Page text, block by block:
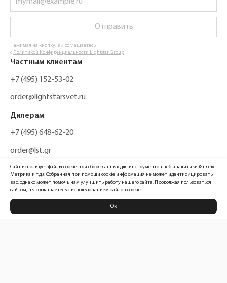
Отправить
Нажимая на кнопку, вы соглашаетесь
с Политикой Конфиденциальности Lightstar Group
Частным клиентам
+7 (495) 152-53-02
order@lightstarsvet.ru
Дилерам
+7 (495) 648-62-20
order@lst.gr
Политика конфиденциальности
Сайт использует файлы cookie при сборе данных для инструментов веб-аналитики (Яндекс.
Метрика и т.д.). Собранная при помощи cookie информация не может идентифицировать
вас, однако может помочь нам улучшить работу нашего сайта. Продолжая пользоваться
сайтом, вы соглашаетесь с использованием файлов cookie.
Ок